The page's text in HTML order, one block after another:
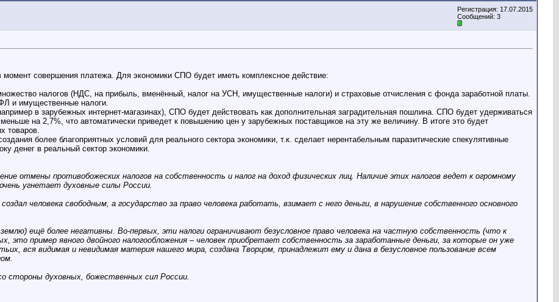
Регистрация: 17.07.2015
Сообщений: 3
совершения платежа. Для экономики СПО будет иметь комплексное действие:
налогов (НДС, на прибыль, вменённый, налог на УСН, имущественные налоги) и страховые отчисления с фонда заработной платы.
и имущественные налоги.
в зарубежных интернет-магазинах), СПО будет действовать как дополнительная заградительная пошлина. СПО будет удерживаться
на 2,7%, что автоматически приведет к повышению цен у зарубежных поставщиков на эту же величину. В итоге это будет
товаров.
более благоприятных условий для реального сектора экономики, т.к. сделает нерентабельным паразитические спекулятивные
денег в реальный сектор экономики.
отмены противобожеских налогов на собственность и налог на доход физических лиц. Наличие этих налогов ведет к огромному
угнетает духовные силы России.
человека свободным, а государство за право человека работать, взимает с него деньги, в нарушение собственного основного
ещё более негативны. Во-первых, эти налоги ограничивают безусловное право человека на частную собственность (что к
пример явного двойного налогообложения – человек приобретает собственность за заработанные деньги, за которые он уже
вся видимая и невидимая материя нашего мира, создана Творцом, принадлежит ему и дана в безусловное пользование всем
стороны духовных, божественных сил России.